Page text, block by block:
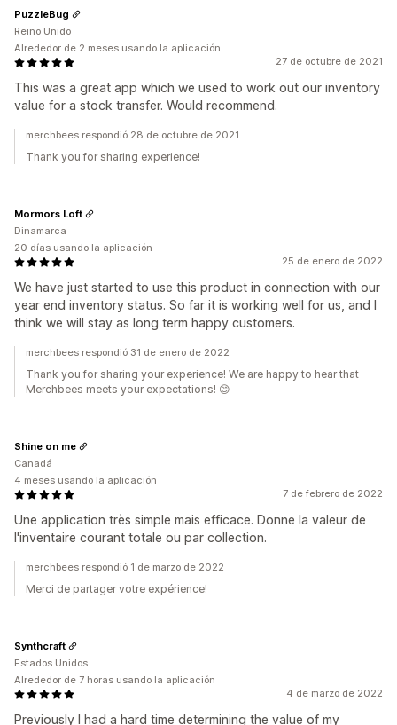
27 de octubre de 2021
This was a great app which we used to work out our inventory
value for a stock transfer. Would recommend.
PuzzleBug
Reino Unido
Alrededor de 2 meses usando la aplicación
merchbees respondió 28 de octubre de 2021
Thank you for sharing experience!
25 de enero de 2022
We have just started to use this product in connection with our
year end inventory status. So far it is working well for us, and I
think we will stay as long term happy customers.
Mormors Loft
Dinamarca
20 días usando la aplicación
merchbees respondió 31 de enero de 2022
Thank you for sharing your experience! We are happy to hear that
Merchbees meets your expectations! 😊
7 de febrero de 2022
Une application très simple mais efficace. Donne la valeur de
l'inventaire courant totale ou par collection.
Shine on me
Canadá
4 meses usando la aplicación
merchbees respondió 1 de marzo de 2022
Merci de partager votre expérience!
4 de marzo de 2022
Previously I had a hard time determining the value of my
Synthcraft
Estados Unidos
Alrededor de 7 horas usando la aplicación